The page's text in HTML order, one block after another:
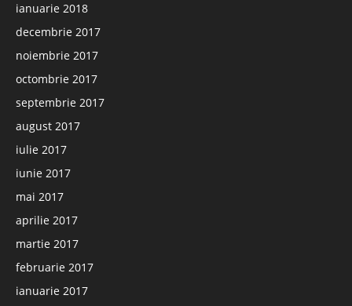
ianuarie 2018
decembrie 2017
noiembrie 2017
octombrie 2017
septembrie 2017
august 2017
iulie 2017
iunie 2017
mai 2017
aprilie 2017
martie 2017
februarie 2017
ianuarie 2017